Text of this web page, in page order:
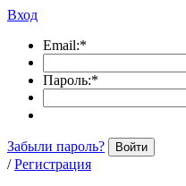
Вход
Email:*
Пароль:*
Забыли пароль? Войти
/ Регистрация